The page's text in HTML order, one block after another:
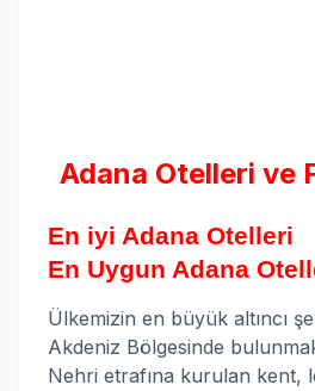
Adana Otelleri ve
En iyi Adana Otelleri
En Uygun Adana
Ülkemizin en büyük altıncı
Akdeniz Bölgesinde
Nehri etrafına kurulan kent,